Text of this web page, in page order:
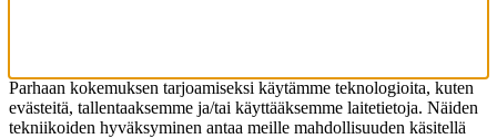
Parhaan kokemuksen tarjoamiseksi käytämme teknologioita, kuten
evästeitä, tallentaaksemme ja/tai käyttääksemme laitetietoja. Näiden
tekniikoiden hyväksyminen antaa meille mahdollisuuden käsitellä